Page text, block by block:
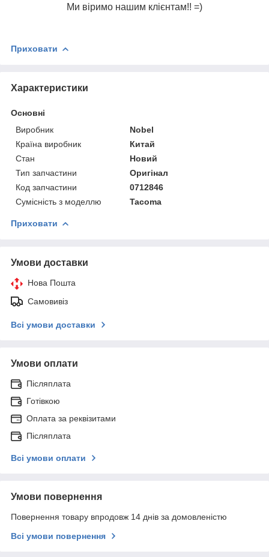
Ми віримо нашим клієнтам!! =)
Приховати
Характеристики
Основні
Виробник
Nobel
Країна виробник
Китай
Стан
Новий
Тип запчастини
Оригінал
Код запчастини
0712846
Сумісність з моделлю
Tacoma
Приховати
Умови доставки
Нова Пошта
Самовивіз
Всі умови доставки
Умови оплати
Післяплата
Готівкою
Оплата за реквізитами
Післяплата
Всі умови оплати
Умови повернення
Повернення товару впродовж 14 днів за домовленістю
Всі умови повернення